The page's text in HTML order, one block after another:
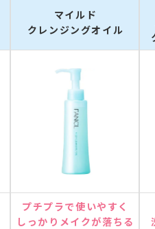
マイルド
クレンジングオイル
プチプラで使いやすく
しっかりメイクが落ちる